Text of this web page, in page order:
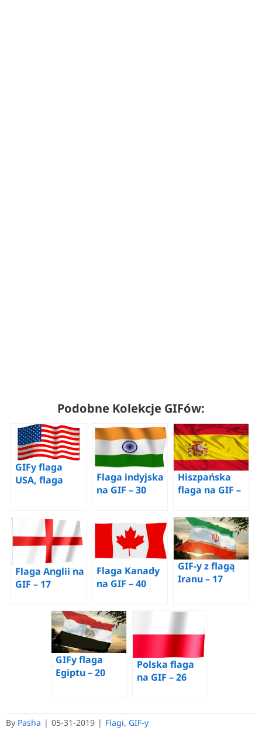
Podobne Kolekcje GIFów:
GIFy flaga
USA, flaga
gif za darmo
Flaga indyjska
na GIF – 30
darmo
Hiszpańska
flaga na GIF –
animowanych
obrazów za
darmo
Flaga Anglii na
GIF – 17
obrazów za
Flaga Kanady
na GIF – 40
obrazów za
darmo
GIF-y z flagą
Iranu – 17
darmo
GIFy flaga
Egiptu – 20
obrazów za
darmo
Polska flaga
na GIF – 26
darmo
By Pasha | 05-31-2019 | Flagi, GIF-y